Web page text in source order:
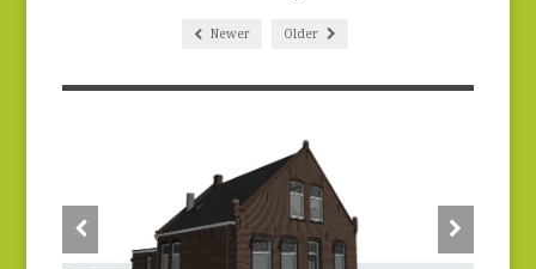
Newer Older